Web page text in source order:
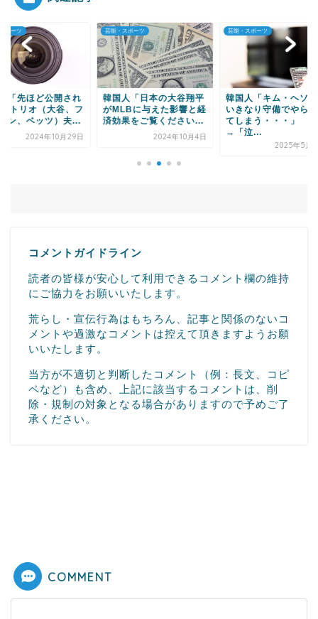
Powered by livedoor 相互RSS
スポーツ
人「日本の大谷翔平
に与えた影響と経
果をご覧ください...
2024年10月4日
芸能・スポーツ
韓国人「キム・ヘソン、
いきなり守備でやらかし
てしまう・・・」
芸能・スポーツ
韓国人「山本由伸、
シリーズで14K138
投勝利・・・」→「
コメントガイドライン
読者の皆様が安心して利用できるコメント欄の維持
にご協力をお願いいたします。
荒らし・宣伝行為はもちろん、記事と関係のないコ
メントや過激なコメントは控えて頂きますようお願
いいたします。
当方が不適切と判断したコメント（例：長文、コピ
ペなど）も含め、上記に該当するコメントは、削
除・規制の対象となる場合がありますので予めご了
承ください。
COMMENT